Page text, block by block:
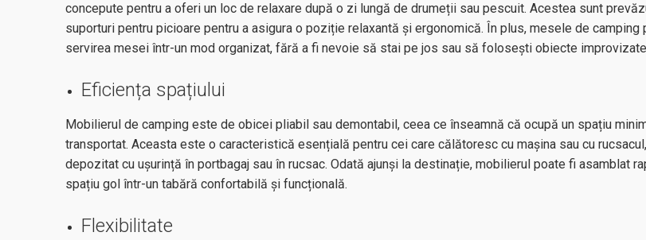
concepute pentru a oferi un loc de relaxare după o zi lungă de drumeții sau pescuit. Acestea sunt
suporturi pentru picioare pentru a asigura o poziție relaxantă și ergonomică. În plus, mesele de camping
servirea mesei într-un mod organizat, fără a fi nevoie să stai pe jos sau să folosești obiecte
Eficiența spațiului
Mobilierul de camping este de obicei pliabil sau demontabil, ceea ce înseamnă că ocupă un spațiu
transportat. Aceasta este o caracteristică esențială pentru cei care călătoresc cu mașina sau cu
depozitat cu ușurință în portbagaj sau în rucsac. Odată ajunși la destinație, mobilierul poate fi asamblat
spațiu gol într-un tabără confortabilă și funcțională.
Flexibilitate